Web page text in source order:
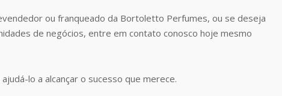
ou franqueado da Bortoletto Perfumes, ou se deseja
de negócios, entre em contato conosco hoje mesmo
lo a alcançar o sucesso que merece.